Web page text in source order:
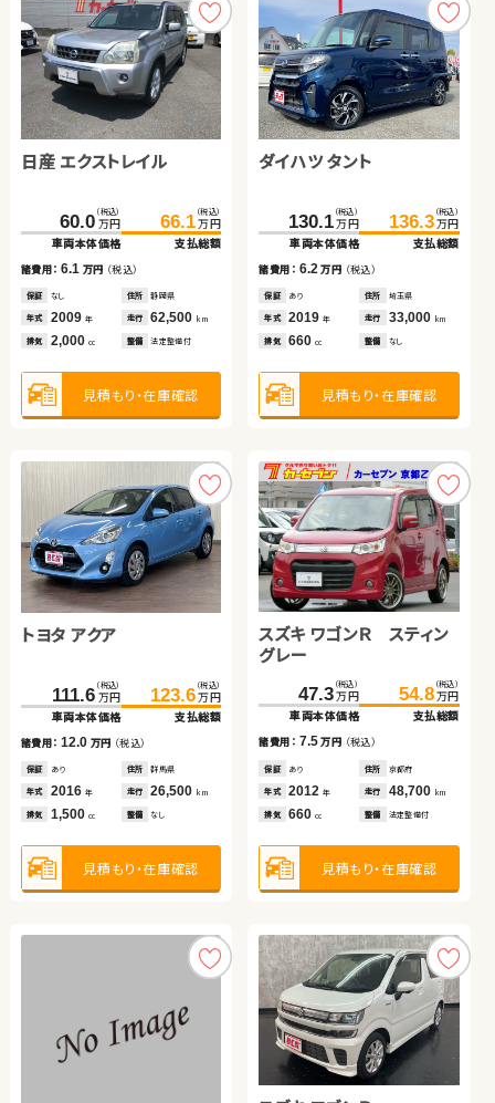
日産 エクストレイル
60.0 （税込）
万円
車両本体価格
66.1 （税込）
万円
支払総額
諸費用：6.1 万円 （税込）
保証 なし 住所 静岡県
年式 2009 年 走行 62,500 km
排気 2,000 cc 整備 法定整備付
見積もり・在庫確認
ダイハツ タント
130.1 （税込）
万円
車両本体価格
136.3 （税込）
万円
支払総額
諸費用： 6.2万円 （税込）
保証 あり 住所 埼玉県
年式 2019年 走行 33,000 km
排気 660cc 整備 なし
見積もり・在庫確認
トヨタ アクア
111.6 （税込）
万円
車両本体価格
123.6 （税込）
万円
支払総額
諸費用：12.0 万円 （税込）
保証 あり 住所 群馬県
年式 2016 年 走行 26,500 km
排気 1,500 cc 整備 なし
見積もり・在庫確認
スズキ ワゴンＲ スティン
グレー
47.3 （税込）
万円
車両本体価格
54.8 （税込）
万円
支払総額
諸費用： 7.5万円 （税込）
保証 あり 住所 京都府
年式 2012年 走行 48,700 km
排気 660cc 整備 法定整備付
見積もり・在庫確認
日産 セレナ
189.7 （税込）
万円
車両本体価格
198.9 （税込）
万円
支払総額
諸費用：9.2 万円 （税込）
保証 なし 住所 岡山県
年式 2016 年 走行 79,000 km
排気 2,000 cc 整備 法定整備付
見積もり・在庫確認
スバル フォレスター ハイ
244.1 （税込）
万円
車両本体価格
259.5 （税込）
万円
支払総額
諸費用： 15.4万円（税込）
保証 あり 住所 埼玉県
年式 2021年 走行 50,800 km
排気 2,000 整備 法定整備付
見積もり・在庫確認
ホンダ フリード＋
181.6 （税込）
万円
車両本体価格
193.9 （税込）
万円
支払総額
諸費用：12.3 万円 （税込）
保証 あり 住所 埼玉県
年式 2019 年 走行 3,200km
排気 1,500 cc 整備 なし
見積もり・在庫確認
トヨタ ノア
131.6 （税込）
万円
車両本体価格
145.2 （税込）
万円
支払総額
諸費用： 13.6万円（税込）
保証 あり 住所 福島県
年式 2013年 走行 57,400 km
排気 2,000 整備 なし
見積もり・在庫確認
ダイハツ ムーヴ キャンバ
134.8 （税込）
万円
車両本体価格
145.3 （税込）
万円
支払総額
諸費用：10.5万円（税込）
保証 あり 住所 千葉県
年式 2020 年 走行 30,100 km
排気 660cc 整備 法定整備付
見積もり・在庫確認
ホンダ Ｎ ＢＯＸ
84.9万円
車両本体価格
諸費用：8.8 万円 （税込）
保証 あり 住所 埼玉県
排気 660 整備 法定整備付
スズキ ジムニーシエラ
278.3万円
車両本体価格
諸費用：8.8 万円 （税込）
保証 なし 住所 群馬県
排気 1,500cc 整備 なし
日産 セレナ
257.6万円
車両本体価格
諸費用：12.9万円 （税込）
保証 あり 住所 福島県
排気 1,200cc 整備 なし
トヨタ ヴォクシー ハイブ
369.0 （税込）
万円
車両本体価格
380.9 （税込）
万円
支払総額
諸費用：11.9万円（税込）
保証 あり 住所 北海道
年式 2022 年 走行 67,400 km
排気 1,800 cc 整備 法定整備付
見積もり・在庫確認
スズキ ジムニー
163.8 （税込）
万円
車両本体価格
172.6 （税込）
万円
支払総額
諸費用： 8.8万円 （税込）
保証 あり 住所 鹿児島県
年式 2020年 走行 46,300 km
排気 660cc 整備 法定整備付
見積もり・在庫確認